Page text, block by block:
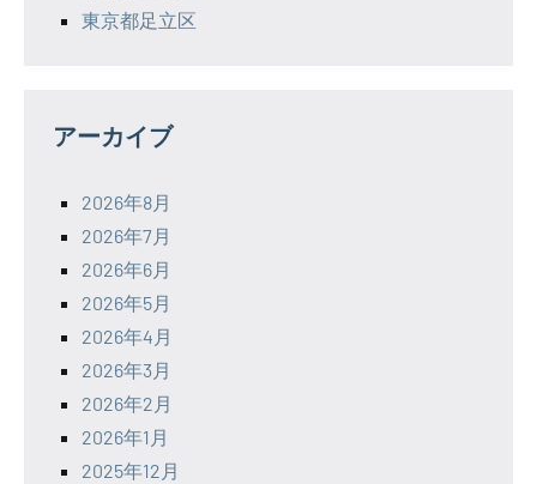
東京都足立区
アーカイブ
2026年8月
2026年7月
2026年6月
2026年5月
2026年4月
2026年3月
2026年2月
2026年1月
2025年12月